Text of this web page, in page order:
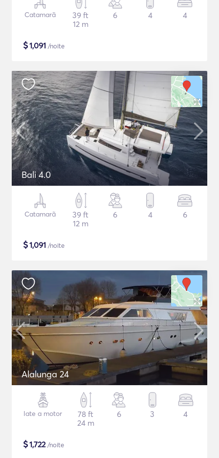
Catamarã
39 ft
12 m
6 4 4
$1,091 /noite
Bali 4.0
Catamarã
39 ft
12 m
6 4 6
$1,091 /noite
Alalunga 24
Iate a motor
78 ft
24 m
6 3 4
$1,722/noite